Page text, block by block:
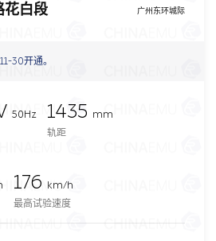
广州东环城际
花白段
30开通。
50Hz
1435 mm
轨距
176
km/h
最高试验速度